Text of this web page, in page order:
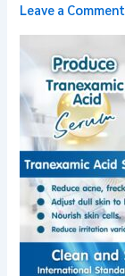
Leave a Comment